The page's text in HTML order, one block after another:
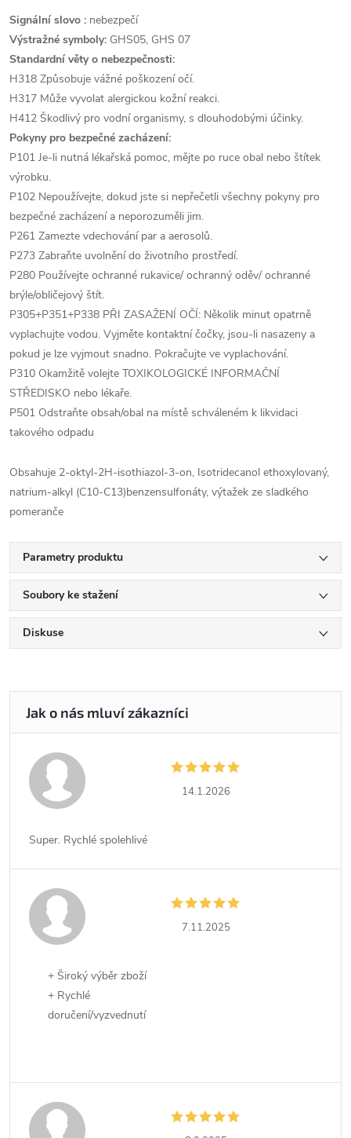
Signální slovo : nebezpečí
Výstražné symboly: GHS05, GHS 07
Standardní věty o nebezpečnosti:
H318 Způsobuje vážné poškození očí.
H317 Může vyvolat alergickou kožní reakci.
H412 Škodlivý pro vodní organismy, s dlouhodobými účinky.
Pokyny pro bezpečné zacházení:
P101 Je-li nutná lékařská pomoc, mějte po ruce obal nebo štítek
výrobku.
P102 Nepoužívejte, dokud jste si nepřečetli všechny pokyny pro
bezpečné zacházení a neporozuměli jim.
P261 Zamezte vdechování par a aerosolů.
P273 Zabraňte uvolnění do životního prostředí.
P280 Používejte ochranné rukavice/ ochranný oděv/ ochranné
brýle/obličejový štít.
P305+P351+P338 PŘI ZASAŽENÍ OČÍ: Několik minut opatrně
vyplachujte vodou. Vyjměte kontaktní čočky, jsou-li nasazeny a
pokud je lze vyjmout snadno. Pokračujte ve vyplachování.
P310 Okamžitě volejte TOXIKOLOGICKÉ INFORMAČNÍ
STŘEDISKO nebo lékaře.
P501 Odstraňte obsah/obal na místě schváleném k likvidaci
takového odpadu
Obsahuje 2-oktyl-2H-isothiazol-3-on, Isotridecanol ethoxylovaný,
natrium-alkyl (C10-C13)benzensulfonáty, výtažek ze sladkého
pomeranče
Parametry produktu
Soubory ke stažení
Diskuse
14.1.2026
Super. Rychlé spolehlivé
7.11.2025
+ Široký výběr zboží
+ Rychlé
doručení/vyzvednutí